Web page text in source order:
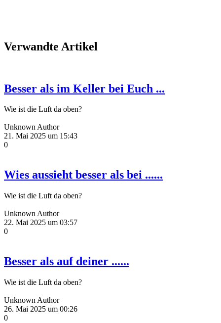
Verwandte Artikel
Besser als im Keller bei Euch ...
Wie ist die Luft da oben?
Unknown Author
21. Mai 2025 um 15:43
0
Wies aussieht besser als bei ......
Wie ist die Luft da oben?
Unknown Author
22. Mai 2025 um 03:57
0
Besser als auf deiner ......
Wie ist die Luft da oben?
Unknown Author
26. Mai 2025 um 00:26
0